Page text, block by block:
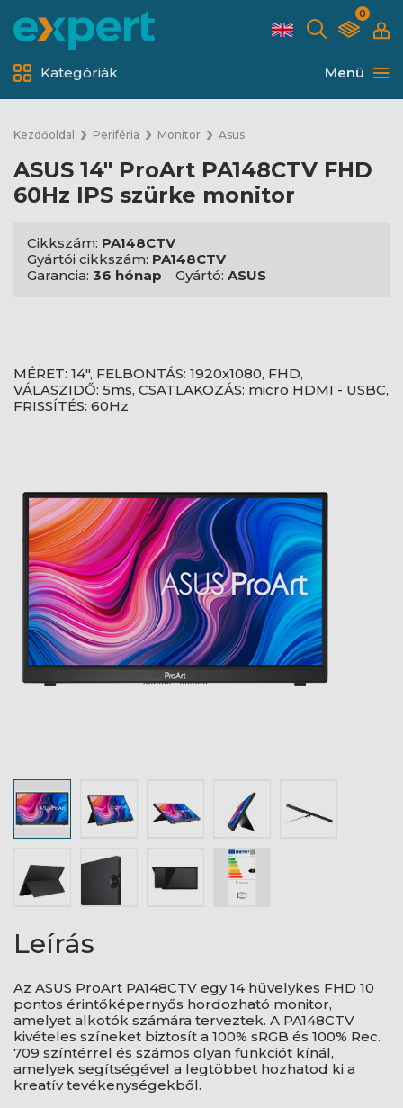
0
Menü
Kategóriák
Kezdőoldal Periféria Monitor Asus
ASUS 14" ProArt PA148CTV FHD
60Hz IPS szürke monitor
Cikkszám: PA148CTV
Gyártói cikkszám: PA148CTV
Garancia: 36 hónap Gyártó: ASUS
MÉRET: 14", FELBONTÁS: 1920x1080, FHD,
VÁLASZIDŐ: 5ms, CSATLAKOZÁS: micro HDMI - USBC,
FRISSÍTÉS: 60Hz
Leírás
Az ASUS ProArt PA148CTV egy 14 hüvelykes FHD 10
pontos érintőképernyős hordozható monitor,
amelyet alkotók számára terveztek. A PA148CTV
kivételes színeket biztosít a 100% sRGB és 100% Rec.
709 színtérrel és számos olyan funkciót kínál,
amelyek segítségével a legtöbbet hozhatod ki a
kreatív tevékenységekből.